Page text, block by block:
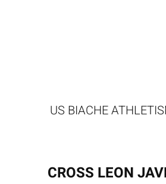
US BIACHE
CROSS LEON